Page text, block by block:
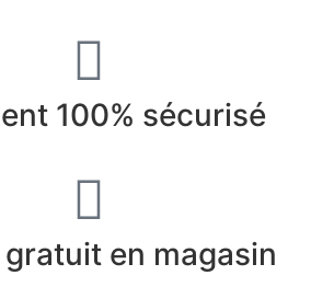
100% sécurisé
en magasin